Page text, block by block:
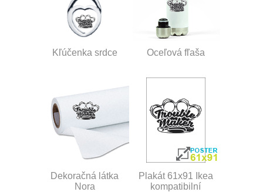
Kľúčenka srdce Oceľová fľaša
Dekoračná látka
Nora
Plakát 61x91 Ikea
kompatibilní